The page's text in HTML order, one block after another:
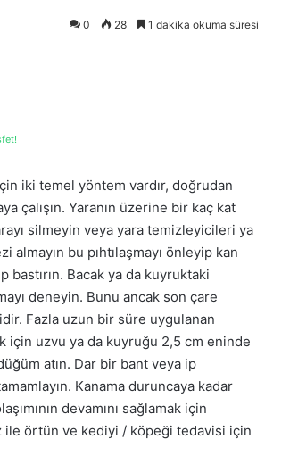
0 28 1 dakika okuma süresi
iki temel yöntem vardır, doğrudan
çalışın. Yaranın üzerine bir kaç kat
silmeyin veya yara temizleyicileri ya
bu pıhtılaşmayı önleyip kan
bastırın. Bacak ya da kuyruktaki
deneyin. Bunu ancak son çare
Fazla uzun bir süre uygulanan
için uzvu ya da kuyruğu 2,5 cm eninde
atın. Dar bir bant veya ip
Kanama duruncaya kadar
devamını sağlamak için
ile örtün ve kediyi / köpeği tedavisi için